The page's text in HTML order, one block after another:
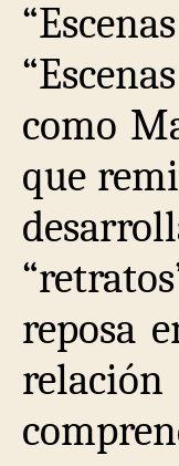
como
que
reposa